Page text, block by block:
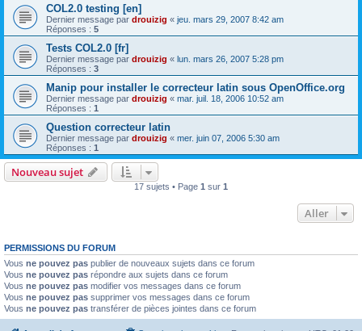
COL2.0 testing [en]
Dernier message par drouizig « jeu. mars 29, 2007 8:42 am
Réponses : 5
Tests COL2.0 [fr]
Dernier message par drouizig « lun. mars 26, 2007 5:28 pm
Réponses : 3
Manip pour installer le correcteur latin sous OpenOffice.org
Dernier message par drouizig « mar. juil. 18, 2006 10:52 am
Réponses : 1
Question correcteur latin
Dernier message par drouizig « mer. juin 07, 2006 5:30 am
Réponses : 1
Nouveau sujet
17 sujets • Page 1 sur 1
Aller
PERMISSIONS DU FORUM
Vous ne pouvez pas publier de nouveaux sujets dans ce forum
Vous ne pouvez pas répondre aux sujets dans ce forum
Vous ne pouvez pas modifier vos messages dans ce forum
Vous ne pouvez pas supprimer vos messages dans ce forum
Vous ne pouvez pas transférer de pièces jointes dans ce forum